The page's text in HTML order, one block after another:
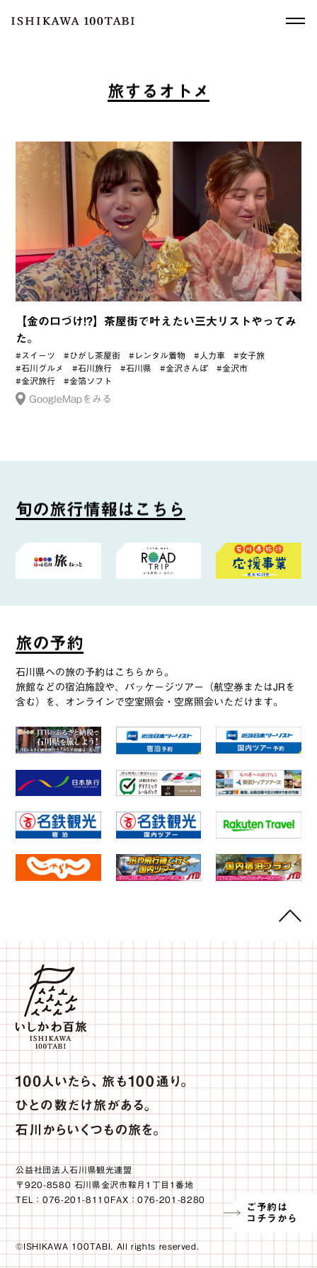
ご予約は
コチラから
旅 す る オ ト メ
【金の口づけ!?】茶屋街で叶えたい三大リストやってみ
た。
#スイーツ #ひがし茶屋街 #レンタル着物 #人力車
#女子旅
#石川グルメ
#石川旅行 #石川県 #金沢さんぽ
#金沢市
#金沢旅行
#金箔ソフト
GoogleMapをみる
旬の旅行情報は こ ち ら
旅の予約
石川県への旅の予約はこちらから。
旅館などの宿泊施設や、パッケージツアー（航空券またはJRを
含む）を、オンラインで空室照会・空席照会いただけます。
公益社団法人石川県観光連盟
〒920-8580 石川県金沢市鞍月1丁目1番地
TEL：076-201-8110FAX：076-201-8280
©ISHIKAWA 100TABI. All rights reserved.